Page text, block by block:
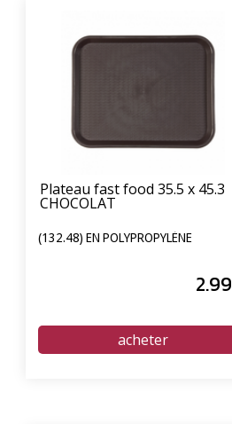
Plateau fast food 35.5 x 45.3
CHOCOLAT
(132.48) EN POLYPROPYLÈNE
2.99